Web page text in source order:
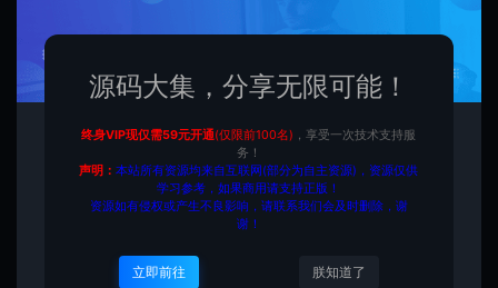
收藏 (0) 打赏 点赞 (
源码大集 HTML模板
【外贸模板】服装服饰 白色款
响应式模板
https://www.yuanmadaji.com/5370.html
源码大集，分享无限可能！
终身VIP现仅需59元开通(仅限前100名) ，享受一次技术支持服
务！
声明：本站所有资源均来自互联网(部分为自主资源)，资源仅供
学习参考，如果商用请支持正版！
资源如有侵权或产生不良影响，请联系我们会及时删除，谢
谢！
立即前往 朕知道了